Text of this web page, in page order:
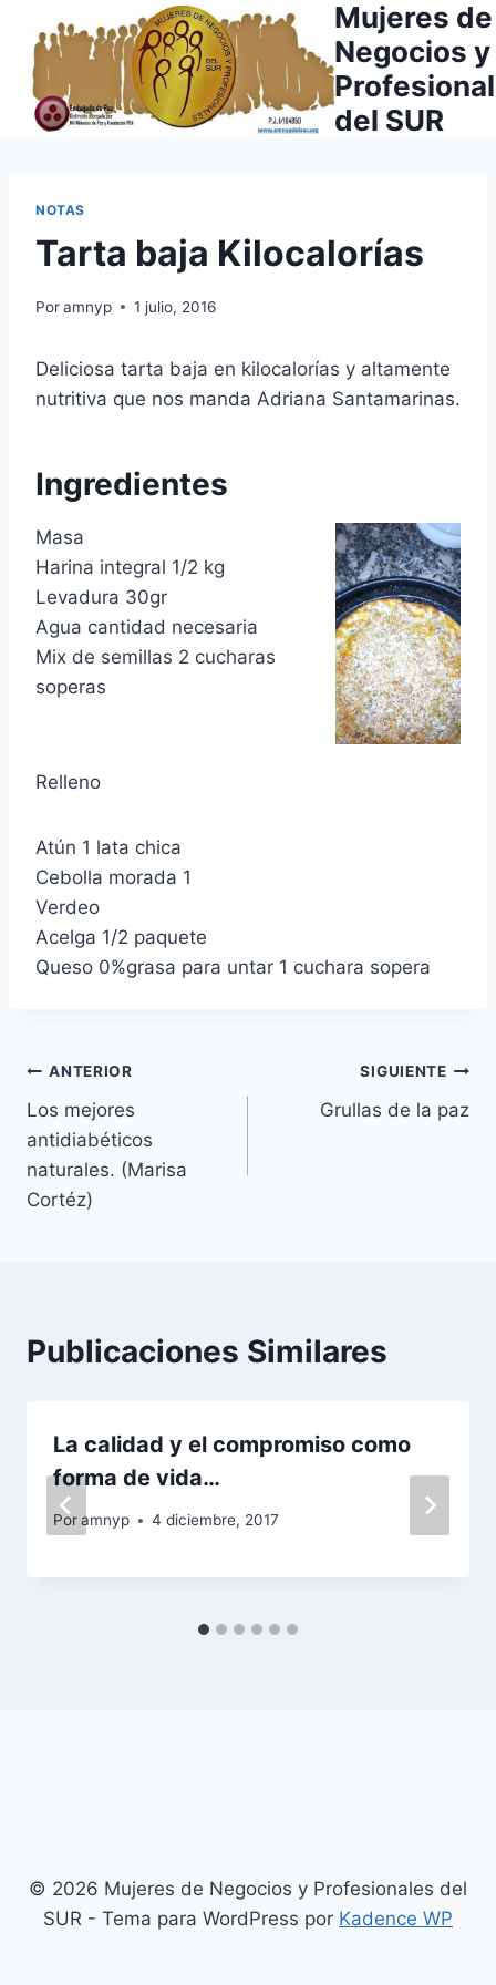
contenido
Mujeres de
Negocios y
del SUR
NOTAS
Tarta baja Kilocalorías
Poramnyp 1 julio, 2016
Deliciosa tarta baja en kilocalorías y altamente
nutritiva que nos manda Adriana Santamarinas.
Ingredientes
Masa
Harina integral 1/2 kg
Levadura 30gr
Agua cantidad necesaria
Mix de semillas 2 cucharas
soperas
Relleno
Atún 1 lata chica
Cebolla morada 1
Verdeo
Acelga 1/2 paquete
Queso 0%grasa para untar 1 cuchara sopera
Navegación
de
entradas
ANTERIOR
Los mejores
antidiabéticos
naturales. (Marisa
Cortéz)
SIGUIENTE
Grullas de la paz
Publicaciones Similares
La calidad y el compromiso como
forma de vida…
Poramnyp 4 diciembre, 2017
© 2026 Mujeres de Negocios y Profesionales del
SUR - Tema para WordPress por Kadence WP